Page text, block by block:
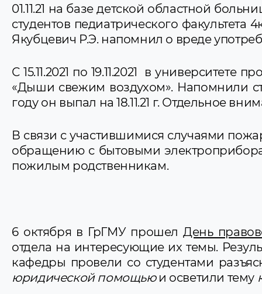
01.11.21 на базе детской областной
студентов педиатрического
Якубцевич Р.Э. напомнил о вреде
С 15.11.2021 по 19.11.2021 в
«Дыши свежим воздухом». Напомнили
году он выпал на 18.11.21 г. Отдельное
В связи с участившимися случаями
обращению с бытовыми
пожилым родственникам.
6 октября в ГрГМУ прошелДень
отдела на интересующие их темы.
кафедры провели со студентами
юридической помощьюи осветили тему